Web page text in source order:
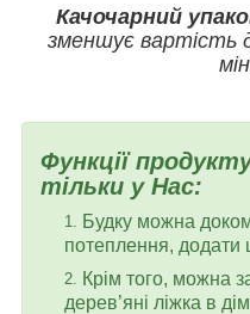
Качочарний
зменшує вартість
Функції
тільки у Нас:
Будку можна
потеплення, додати
Крім того, можна
дерев’яні ліжка в